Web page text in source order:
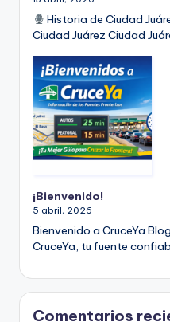
Historia de Ciudad
Ciudad Juárez Ciudad
¡Bienvenido!
5 abril, 2026
Bienvenido a CruceYa
CruceYa, tu fuente
Comentarios